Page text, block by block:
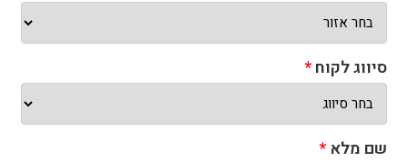
סיווג לקוח*
שם מלא *